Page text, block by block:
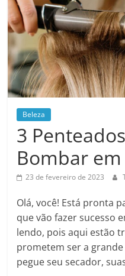
Beleza
3
Bombar
23 de fevereiro de 2023
Olá, você! Está pronta
que vão fazer sucesso
lendo, pois aqui estão
prometem ser a
pegue seu secador,